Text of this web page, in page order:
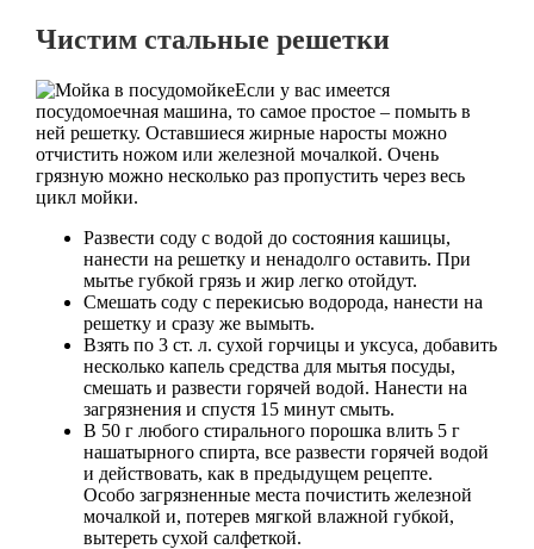
Чистим стальные решетки
Если у вас имеется
посудомоечная машина, то самое простое – помыть в
ней решетку. Оставшиеся жирные наросты можно
отчистить ножом или железной мочалкой. Очень
грязную можно несколько раз пропустить через весь
цикл мойки.
Развести соду с водой до состояния кашицы,
нанести на решетку и ненадолго оставить. При
мытье губкой грязь и жир легко отойдут.
Смешать соду с перекисью водорода, нанести на
решетку и сразу же вымыть.
Взять по 3 ст. л. сухой горчицы и уксуса, добавить
несколько капель средства для мытья посуды,
смешать и развести горячей водой. Нанести на
загрязнения и спустя 15 минут смыть.
В 50 г любого стирального порошка влить 5 г
нашатырного спирта, все развести горячей водой
и действовать, как в предыдущем рецепте.
Особо загрязненные места почистить железной
мочалкой и, потерев мягкой влажной губкой,
вытереть сухой салфеткой.